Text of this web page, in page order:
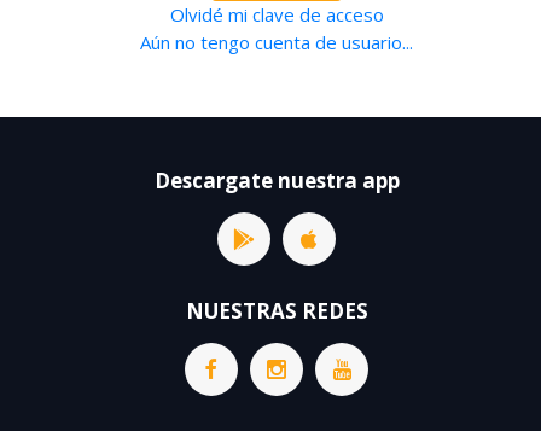
Olvidé mi clave de acceso
Aún no tengo cuenta de usuario...
Descargate nuestra app
NUESTRAS REDES